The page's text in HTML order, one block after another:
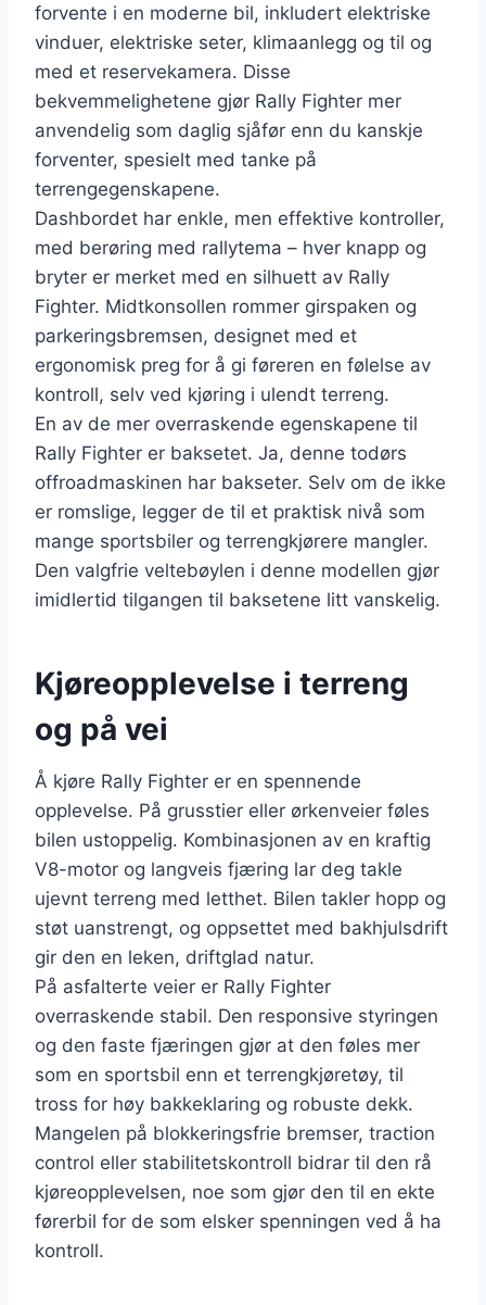
forvente i en moderne bil, inkludert elektriske
vinduer, elektriske seter, klimaanlegg og til og
med et reservekamera. Disse
bekvemmelighetene gjør Rally Fighter mer
anvendelig som daglig sjåfør enn du kanskje
forventer, spesielt med tanke på
terrengegenskapene.
Dashbordet har enkle, men effektive kontroller,
med berøring med rallytema – hver knapp og
bryter er merket med en silhuett av Rally
Fighter. Midtkonsollen rommer girspaken og
parkeringsbremsen, designet med et
ergonomisk preg for å gi føreren en følelse av
kontroll, selv ved kjøring i ulendt terreng.
En av de mer overraskende egenskapene til
Rally Fighter er baksetet. Ja, denne todørs
offroadmaskinen har bakseter. Selv om de ikke
er romslige, legger de til et praktisk nivå som
mange sportsbiler og terrengkjørere mangler.
Den valgfrie veltebøylen i denne modellen gjør
imidlertid tilgangen til baksetene litt vanskelig.
Kjøreopplevelse i terreng
og på vei
Å kjøre Rally Fighter er en spennende
opplevelse. På grusstier eller ørkenveier føles
bilen ustoppelig. Kombinasjonen av en kraftig
V8-motor og langveis fjæring lar deg takle
ujevnt terreng med letthet. Bilen takler hopp og
støt uanstrengt, og oppsettet med bakhjulsdrift
gir den en leken, driftglad natur.
På asfalterte veier er Rally Fighter
overraskende stabil. Den responsive styringen
og den faste fjæringen gjør at den føles mer
som en sportsbil enn et terrengkjøretøy, til
tross for høy bakkeklaring og robuste dekk.
Mangelen på blokkeringsfrie bremser, traction
control eller stabilitetskontroll bidrar til den rå
kjøreopplevelsen, noe som gjør den til en ekte
førerbil for de som elsker spenningen ved å ha
kontroll.